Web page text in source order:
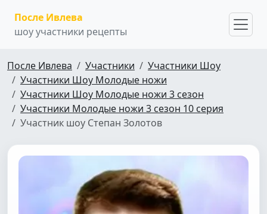
После Ивлева
шоу участники рецепты
После Ивлева Участники
Участники Шоу
Участники Шоу Молодые ножи
Участники Шоу Молодые ножи 3 сезон
Участники Молодые ножи 3 сезон 10 серия
Участник шоу Степан Золотов